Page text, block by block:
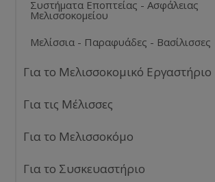
Συστήματα Εποπτείας - Ασφάλειας
Μελισσοκομείου
Μελίσσια - Παραφυάδες - Βασίλισσες
Για το Μελισσοκομικό Εργαστήριο
Για τις Μέλισσες
Για το Μελισσοκόμο
Για το Συσκευαστήριο